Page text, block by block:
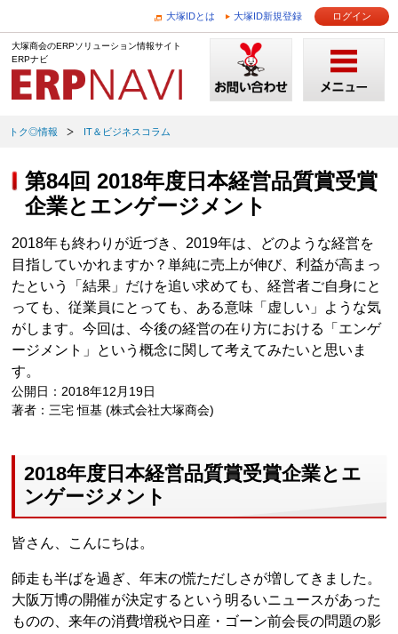
大塚IDとは 大塚ID新規登録 ログイン
大塚商会のERPソリューション情報サイト
ERPナビ
トク◎情報 IT＆ビジネスコラム
第84回 2018年度日本経営品質賞受賞
企業とエンゲージメント
2018年も終わりが近づき、2019年は、どのような経営を
目指していかれますか？単純に売上が伸び、利益が高まっ
たという「結果」だけを追い求めても、経営者ご自身にと
っても、従業員にとっても、ある意味「虚しい」ような気
がします。今回は、今後の経営の在り方における「エンゲ
ージメント」という概念に関して考えてみたいと思いま
す。
公開日：2018年12月19日
著者：三宅 恒基 (株式会社大塚商会)
2018年度日本経営品質賞受賞企業とエ
ンゲージメント
皆さん、こんにちは。
師走も半ばを過ぎ、年末の慌ただしさが増してきました。
大阪万博の開催が決定するという明るいニュースがあった
ものの、来年の消費増税や日産・ゴーン前会長の問題の影